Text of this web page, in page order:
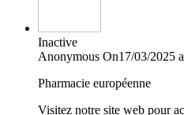
Inactive
Anonymous On17/03/2025
Pharmacie européenne
Visitez notre site web pour